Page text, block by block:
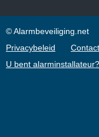
© Alarmbeveiliging.net
Privacybeleid
Contact
U bent alarminstallateur?